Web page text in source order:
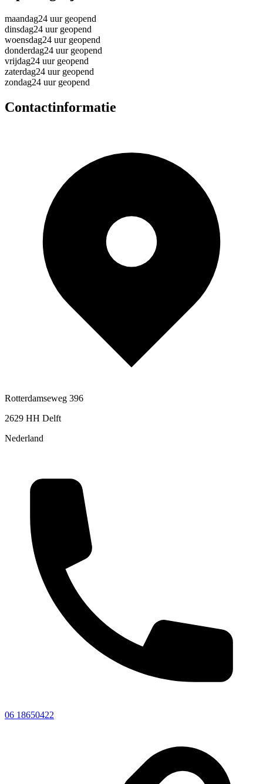
maandag24 uur geopend
dinsdag24 uur geopend
woensdag24 uur geopend
donderdag24 uur geopend
vrijdag24 uur geopend
zaterdag24 uur geopend
zondag24 uur geopend
Contactinformatie
Rotterdamseweg 396
2629 HH Delft
Nederland
06 18650422